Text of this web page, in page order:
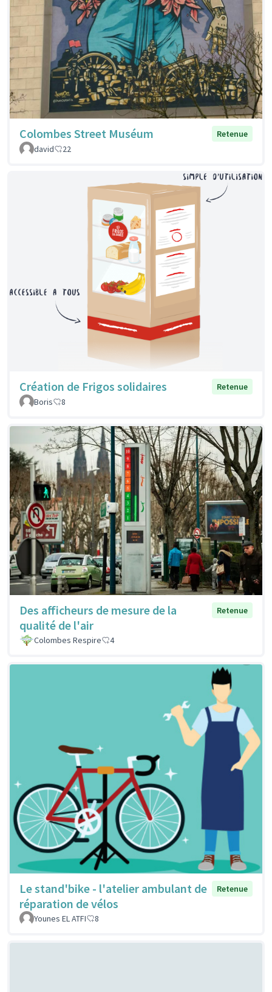
Colombes Street Muséum
Retenue
david
22
Création de Frigos solidaires
Retenue
Boris
8
Des afficheurs de mesure de la
qualité de l'air
Retenue
Colombes Respire 4
Le stand'bike - l'atelier ambulant de
réparation de vélos
Retenue
Younes EL ATFI 8